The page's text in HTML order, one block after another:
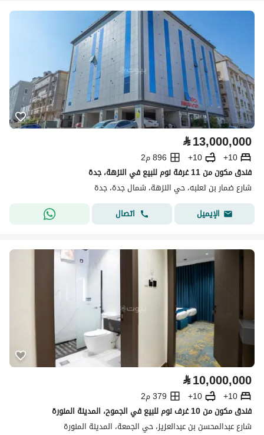
⃁13,000,000
10+
10+
896 م2
فندق مكون من 11 غرفة نوم للبيع في النزهة، جدة
شارع ضمار بن ثعلبه، حي النزهة، شمال جدة، جدة
الإيميل
اتصال
⃁10,000,000
10+
10+
379 م2
فندق مكون من 10 غرف نوم للبيع في الجموح، المدينة المنورة
شارع عبدالمحسن بن عبدالعزيز، حي الجمعة، المدينة المنورة